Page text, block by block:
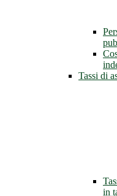
Tassi di
in